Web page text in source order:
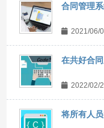
合同管理
2021/06/
在共好合
2022/02/
将所有人